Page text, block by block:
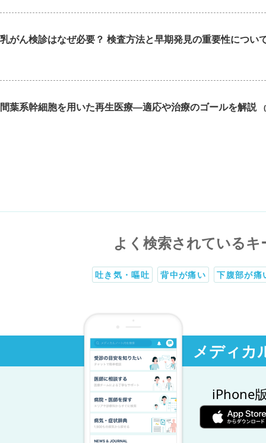
乳がん検診はなぜ必要？ 検査方法と早期発見の重要性につい
間葉系幹細胞を用いた再生医療―適応や治療のゴールを解説
よく検索されているキ
吐き気・嘔吐 背中が痛い 下腹部が痛
メディカ
iPhone